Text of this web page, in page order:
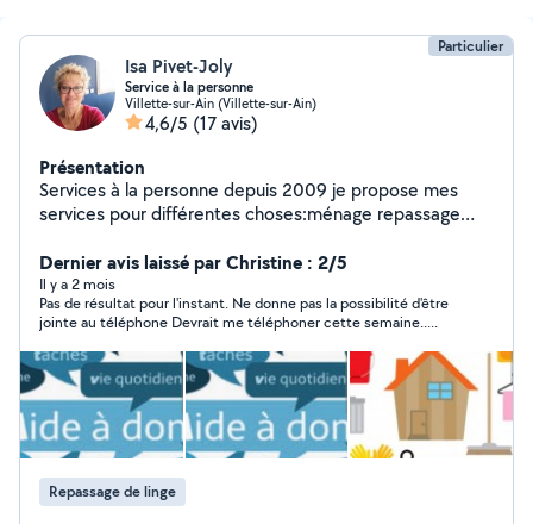
Particulier
Isa Pivet-Joly
Service à la personne
Villette-sur-Ain (Villette-sur-Ain)
4,6/5 (17 avis)
Présentation
Services à la personne depuis 2009 je propose mes
services pour différentes choses:ménage repassage
encombrant... Ne travaille pas pour des associations
mais uniquement particuliers employeurs (cesu) ou
professionnels
Dernier avis laissé par Christine : 2/5
Il y a 2 mois
Pas de résultat pour l'instant. Ne donne pas la possibilité d'être
jointe au téléphone Devrait me téléphoner cette semaine.....
Repassage de linge